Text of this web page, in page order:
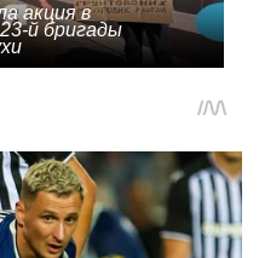
акция в
й бригады